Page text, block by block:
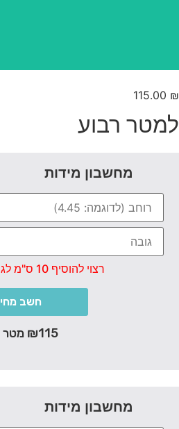
115.00
רבוע
מחשבון מידות
רצוי להוסיף 10 ס"מ לגובה ולרוחב !
חשב מחיר
₪115 מטר רבוע
מחשבון מידות